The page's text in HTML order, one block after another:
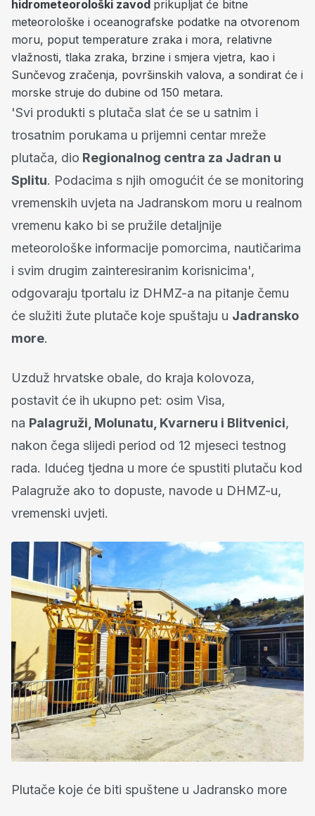
hidrometeorološki zavod prikupljat će bitne
meteorološke i oceanografske podatke na otvorenom
moru, poput temperature zraka i mora, relativne
vlažnosti, tlaka zraka, brzine i smjera vjetra, kao i
Sunčevog zračenja, površinskih valova, a sondirat će i
morske struje do dubine od 150 metara.
'Svi produkti s plutača slat će se u satnim i
trosatnim porukama u prijemni centar mreže
plutača, dio Regionalnog centra za Jadran u
Splitu. Podacima s njih omogućit će se monitoring
vremenskih uvjeta na Jadranskom moru u realnom
vremenu kako bi se pružile detaljnije
meteorološke informacije pomorcima, nautičarima
i svim drugim zainteresiranim korisnicima',
odgovaraju tportalu iz DHMZ-a na pitanje čemu
će služiti žute plutače koje spuštaju u Jadransko
more.
Uzduž hrvatske obale, do kraja kolovoza,
postavit će ih ukupno pet: osim Visa,
na Palagruži, Molunatu, Kvarneru i Blitvenici,
nakon čega slijedi period od 12 mjeseci testnog
rada. Idućeg tjedna u more će spustiti plutaču kod
Palagruže ako to dopuste, navode u DHMZ-u,
vremenski uvjeti.
Plutače koje će biti spuštene u Jadransko more